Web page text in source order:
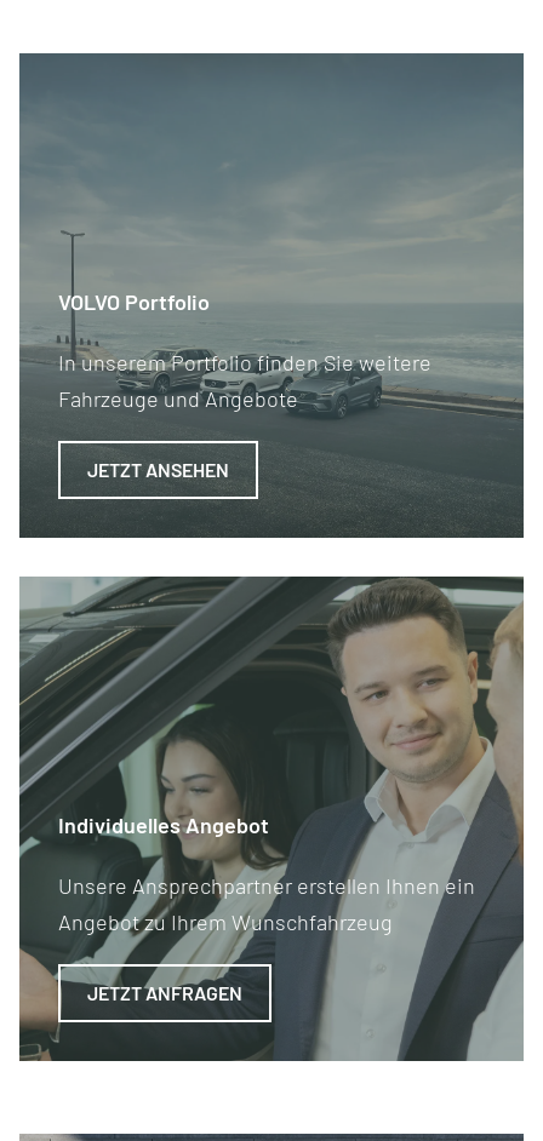
VOLVO Portfolio
In unserem Portfolio finden Sie weitere
Fahrzeuge und Angebote
JETZT ANSEHEN
Individuelles Angebot
Unsere Ansprechpartner erstellen Ihnen ein
Angebot zu Ihrem Wunschfahrzeug
JETZT ANFRAGEN